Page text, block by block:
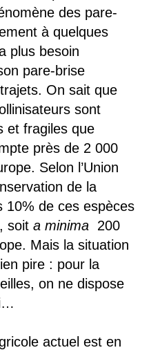
des pare-
à quelques
plus besoin
pare-brise
On sait que
sont
et fragiles que
près de 2 000
Selon l’Union
de la
10% de ces espèces
soit a minima 200
Mais la situation
pire : pour la
on ne dispose
actuel est en